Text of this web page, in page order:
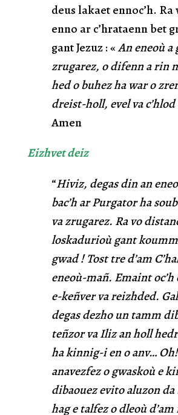
deus lakaet ennoc’h. Ra
enno ar c’hrataenn bet
gant Jezuz : «An eneoù a
zrugarez, o difenn a rin
hed o buhez ha war o
dreist-holl, evel va
Amen
Eizhvetdeiz
“Hiviz, degas din an
bac’h ar Purgator ha
va zrugarez. Ra vo
loskadurioù gant
gwad ! Tost tre d’am
eneoù-mañ. Emaint
e-keñver va reizhded.
degas dezho un tamm
teñzor va Iliz an holl
ha kinnig-i en o anv…
anavezfez o gwaskoù e
dibaouez evito aluzon
hag e talfez o dleoù